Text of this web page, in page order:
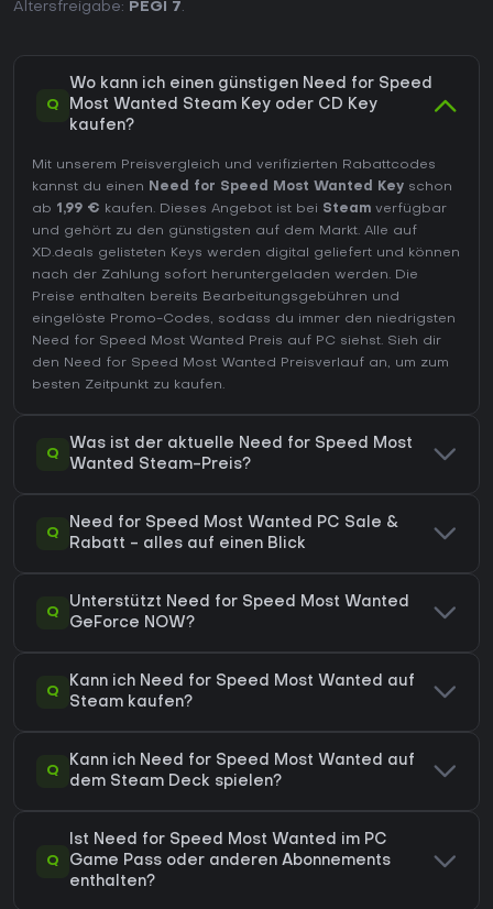
Altersfreigabe: PEGI 7.
Q
Wo kann ich einen günstigen Need for Speed
Most Wanted Steam Key oder CD Key
kaufen?
Mit unserem Preisvergleich und verifizierten Rabattcodes
kannst du einen
Need for Speed Most Wanted Key schon
ab 1,99 € kaufen. Dieses Angebot ist bei Steam verfügbar
und gehört zu den günstigsten auf dem Markt. Alle auf
XD.deals gelisteten Keys werden digital geliefert und können
nach der Zahlung sofort heruntergeladen werden. Die
Preise enthalten bereits Bearbeitungsgebühren und
eingelöste Promo-Codes, sodass du immer den niedrigsten
Need for Speed Most Wanted Preis auf PC siehst. Sieh dir
den Need for Speed Most Wanted Preisverlauf an, um zum
besten Zeitpunkt zu kaufen.
Q
Was ist der aktuelle Need for Speed Most
Wanted Steam-Preis?
Q
Need for Speed Most Wanted PC Sale &
Rabatt - alles auf einen Blick
Q
Unterstützt Need for Speed Most Wanted
GeForce NOW?
Q
Kann ich Need for Speed Most Wanted auf
Steam kaufen?
Q
Kann ich Need for Speed Most Wanted auf
dem Steam Deck spielen?
Q
Ist Need for Speed Most Wanted im PC
Game Pass oder anderen Abonnements
enthalten?